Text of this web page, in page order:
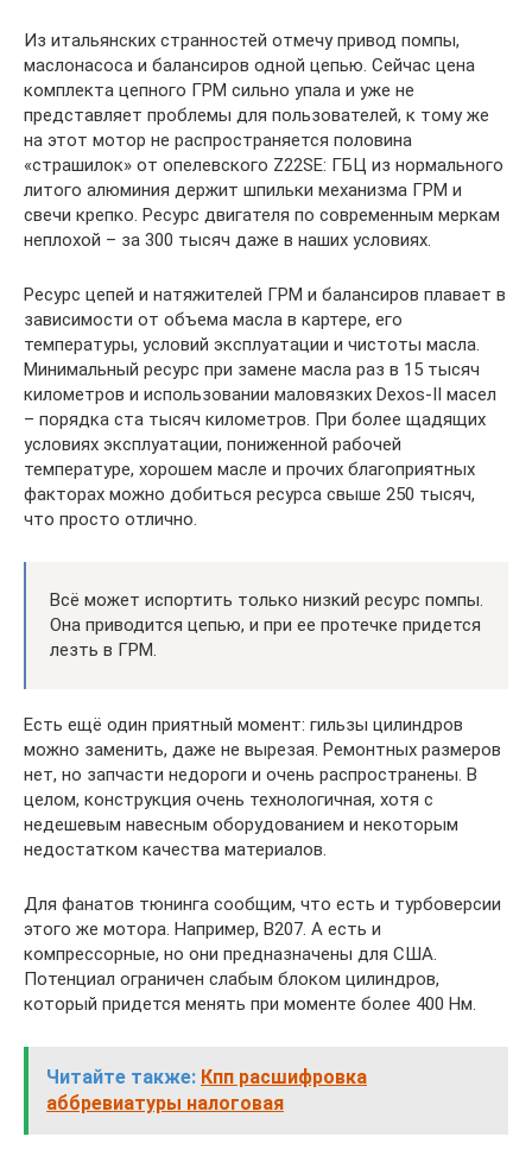
Из итальянских странностей отмечу привод помпы,
маслонасоса и балансиров одной цепью. Сейчас цена
комплекта цепного ГРМ сильно упала и уже не
представляет проблемы для пользователей, к тому же
на этот мотор не распространяется половина
«страшилок» от опелевского Z22SE: ГБЦ из нормального
литого алюминия держит шпильки механизма ГРМ и
свечи крепко. Ресурс двигателя по современным меркам
неплохой – за 300 тысяч даже в наших условиях.
Ресурс цепей и натяжителей ГРМ и балансиров плавает в
зависимости от объема масла в картере, его
температуры, условий эксплуатации и чистоты масла.
Минимальный ресурс при замене масла раз в 15 тысяч
километров и использовании маловязких Dexos-II масел
– порядка ста тысяч километров. При более щадящих
условиях эксплуатации, пониженной рабочей
температуре, хорошем масле и прочих благоприятных
факторах можно добиться ресурса свыше 250 тысяч,
что просто отлично.
Всё может испортить только низкий ресурс помпы.
Она приводится цепью, и при ее протечке придется
лезть в ГРМ.
Есть ещё один приятный момент: гильзы цилиндров
можно заменить, даже не вырезая. Ремонтных размеров
нет, но запчасти недороги и очень распространены. В
целом, конструкция очень технологичная, хотя с
недешевым навесным оборудованием и некоторым
недостатком качества материалов.
Для фанатов тюнинга сообщим, что есть и турбоверсии
этого же мотора. Например, B207. А есть и
компрессорные, но они предназначены для США.
Потенциал ограничен слабым блоком цилиндров,
который придется менять при моменте более 400 Нм.
Читайте также: Кпп расшифровка
аббревиатуры налоговая